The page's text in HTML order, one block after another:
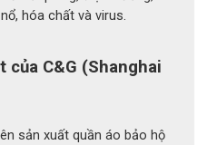
đến cơ thể người lao động.
khắc nghiệt.
thiết cho các vị trí làm việc
hóa chất và virus.
của C&G (Shanghai
sản xuất quần áo bảo hộ